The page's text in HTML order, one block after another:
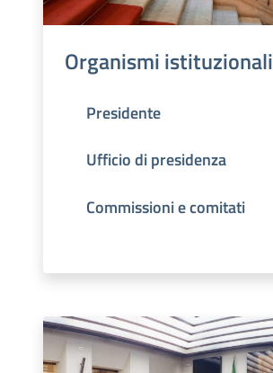
Organismi istituzionali
Presidente
Ufficio di presidenza
Commissioni e comitati